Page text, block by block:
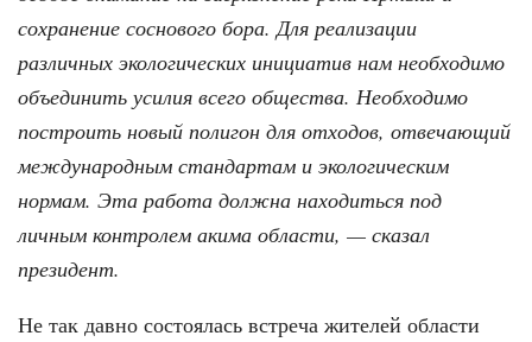
сохранение соснового бора. Для реализации
различных экологических инициатив нам необходимо
объединить усилия всего общества. Необходимо
построить новый полигон для отходов, отвечающий
международным стандартам и экологическим
нормам. Эта работа должна находиться под
личным контролем акима области, — сказал
президент.
Не так давно состоялась встреча жителей области